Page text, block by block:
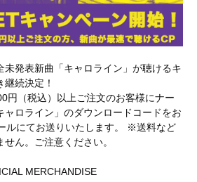
未発表新曲「キャロライン」が聴けるキ
続決定！
円（税込）以上ご注文のお客様にナー
ャロライン」のダウンロードコードをお
ルにてお送りいたします。 ※送料など
ん。ご注意ください。
MERCHANDISE